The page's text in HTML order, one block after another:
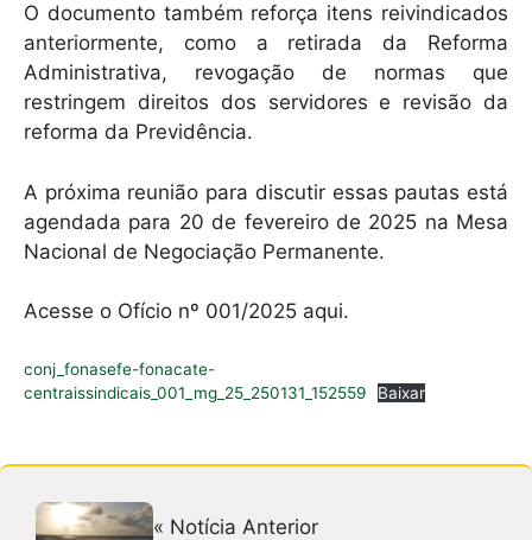
O documento também reforça itens reivindicados
anteriormente, como a retirada da Reforma
Administrativa, revogação de normas que
restringem direitos dos servidores e revisão da
reforma da Previdência.
A próxima reunião para discutir essas pautas está
agendada para 20 de fevereiro de 2025 na Mesa
Nacional de Negociação Permanente.
Acesse o Ofício nº 001/2025 aqui.
conj_fonasefe-fonacate-
centraissindicais_001_mg_25_250131_152559
Baixar
« Notícia Anterior